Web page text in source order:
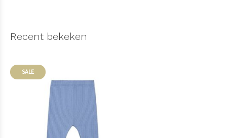
Recent bekeken
SALE